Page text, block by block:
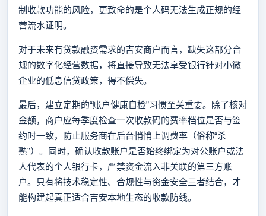
制收款功能的风险，更致命的是个人码无法生成正规的经
营流水证明。
对于未来有贷款融资需求的吉安商户而言，缺失这部分合
规的数字化经营数据，将直接导致无法享受银行针对小微
企业的低息信贷政策，得不偿失。
最后，建立定期的“账户健康自检”习惯至关重要。除了核对
金额，商户应每季度检查一次收款码的费率档位是否与签
约时一致，防止服务商在后台悄悄上调费率（俗称“杀
熟”）。同时，确认收款账户是否始终绑定为对公账户或法
人代表的个人银行卡，严禁资金流入非关联的第三方账
户。只有将技术稳定性、合规性与资金安全三者结合，才
能构建起真正适合吉安本地生态的收款防线。